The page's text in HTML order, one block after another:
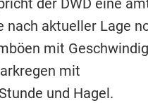
der DWD eine
aktueller Lage
mit
mit
und Hagel.